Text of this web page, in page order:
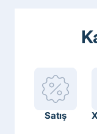
Satış